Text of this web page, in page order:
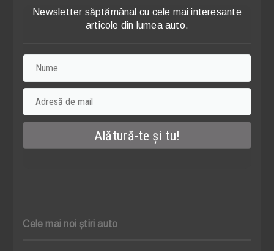
Newsletter săptămânal cu cele mai interesante
articole din lumea auto.
Cele mai noi știri auto